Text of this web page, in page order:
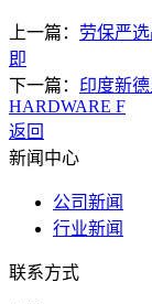
上一篇： 劳保严
即
下一篇： 印度新
HARDWARE F
返回
新闻中心
公司新闻
行业新闻
联系方式